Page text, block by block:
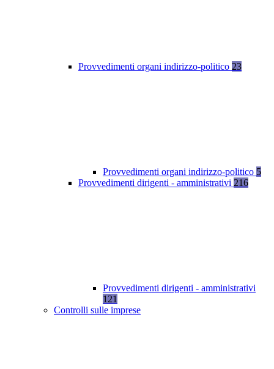
Provvedimenti organi indirizzo-politico 23
Provvedimenti organi indirizzo-politico 5
Provvedimenti dirigenti - amministrativi 216
Provvedimenti dirigenti - amministrativi
121
Controlli sulle imprese